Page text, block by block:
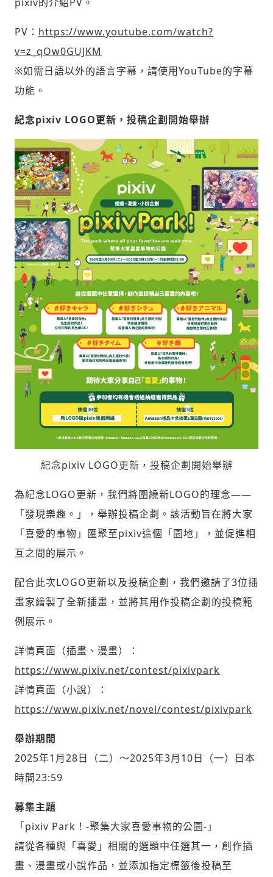
登入或註冊
掌握國際政經脈動
參與下一波全球科技革命
輸入 Email 驗證碼
請輸入發送到
的驗證碼
(十分鐘內有效)
驗證
PV： https://www.youtube.com/watch?
v=z_qOw0GUJKM
※如需日語以外的語言字幕，請使用YouTube的字幕
功能。
紀念pixiv LOGO更新，投稿企劃開始舉辦
紀念pixiv LOGO更新，投稿企劃開始舉辦
為紀念LOGO更新，我們將圍繞新LOGO的理念——
「發現樂趣。」，舉辦投稿企劃。該活動旨在將大家
「喜愛的事物」匯聚至pixiv這個「園地」，並促進相
互之間的展示。
配合此次LOGO更新以及投稿企劃，我們邀請了3位插
畫家繪製了全新插畫，並將其用作投稿企劃的投稿範
例展示。
詳情頁面（插畫、漫畫）：
https://www.pixiv.net/contest/pixivpark
詳情頁面（小說）：
https://www.pixiv.net/novel/contest/pixivpark
舉辦期間
2025年1月28日（二）〜2025年3月10日（一）日本
時間23:59
募集主題
「pixiv Park！-聚集大家喜愛事物的公園-」
請從各種與「喜愛」相關的選題中任選其一，創作插
畫、漫畫或小說作品，並添加指定標籤後投稿至